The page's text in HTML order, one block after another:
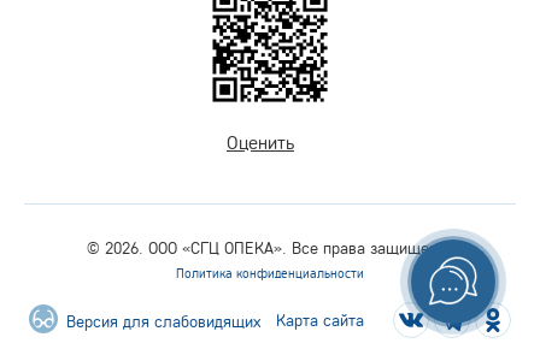
Оценить
© 2026. ООО «СГЦ ОПЕКА». Все права защищены.
Политика конфиденциальности
Версия для слабовидящих Карта сайта